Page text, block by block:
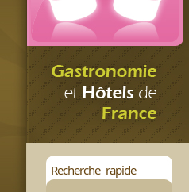
Recherche rapide